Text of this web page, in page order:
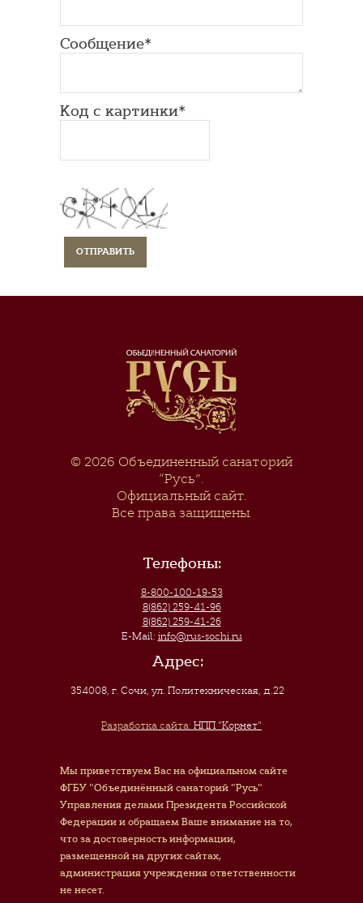
Сообщение*
Код с картинки*
© 2026 Объединенный санаторий
“Русь”.
Официальный сайт.
Все права защищены.
Телефоны:
8-800-100-19-53
8(862) 259-41-96
8(862) 259-41-26
E-Mail: info@rus-sochi.ru
Адрес:
354008, г. Сочи,ул. Политехническая, д.22
Разработка сайта: НПП "Корнет"
Мы приветствуем Вас на официальном сайте
ФГБУ "Объединённый санаторий "Русь"
Управления делами Президента Российской
Федерации и обращаем Ваше внимание на то,
что за достоверность информации,
размещенной на других сайтах,
администрация учреждения ответственности
не несет.